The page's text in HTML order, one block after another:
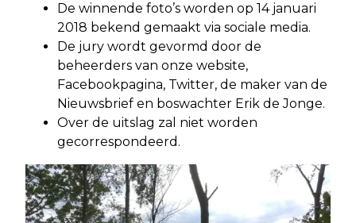
De winnende foto’s worden op 14 januari
2018 bekend gemaakt via sociale media.
De jury wordt gevormd door de
beheerders van onze website,
Facebookpagina, Twitter, de maker van de
Nieuwsbrief en boswachter Erik de Jonge.
Over de uitslag zal niet worden
gecorrespondeerd.